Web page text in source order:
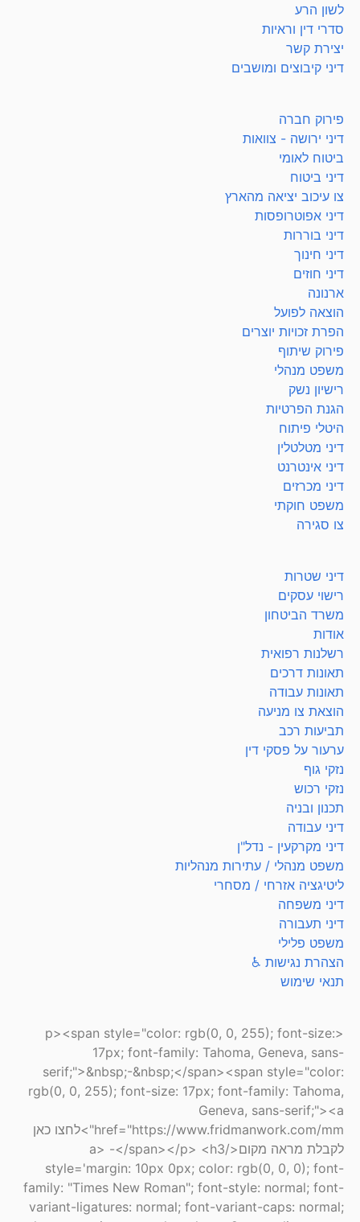
לשון הרע
סדרי דין וראיות
יצירת קשר
דיני קיבוצים ומושבים
פירוק חברה
דיני ירושה - צוואות
ביטוח לאומי
דיני ביטוח
צו עיכוב יציאה מהארץ
דיני אפוטרופסות
דיני בוררות
דיני חינוך
דיני חוזים
ארנונה
הוצאה לפועל
הפרת זכויות יוצרים
פירוק שיתוף
משפט מנהלי
רישיון נשק
הגנת הפרטיות
היטלי פיתוח
דיני מטלטלין
דיני אינטרנט
דיני מכרזים
משפט חוקתי
צו סגירה
דיני שטרות
רישוי עסקים
משרד הביטחון
אודות
רשלנות רפואית
תאונות דרכים
תאונות עבודה
הוצאת צו מניעה
תביעות רכב
ערעור על פסקי דין
נזקי גוף
נזקי רכוש
תכנון ובניה
דיני עבודה
דיני מקרקעין - נדל"ן
משפט מנהלי / עתירות מנהליות
ליטיגציה אזרחי / מסחרי
דיני משפחה
דיני תעבורה
משפט פלילי
הצהרת נגישות ♿
תנאי שימוש
<p><span style="color: rgb(0, 0, 255); font-size:
17px; font-family: Tahoma, Geneva, sans-
serif;">&nbsp;-&nbsp;</span><span style="color:
rgb(0, 0, 255); font-size: 17px; font-family: Tahoma,
Geneva, sans-serif;"><a
href="https://www.fridmanwork.com/mm">לחצו כאן
לקבלת מראה מקום</a> -</span></p> <h3
style='margin: 10px 0px; color: rgb(0, 0, 0); font-
family: "Times New Roman"; font-style: normal; font-
variant-ligatures: normal; font-variant-caps: normal;